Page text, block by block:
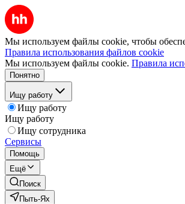
Мы используем файлы cookie, чтобы
Правила использования файлов cookie
Мы используем файлы cookie. Правила
Понятно
Ищу работу
Ищу работу
Ищу работу
Ищу сотрудника
Сервисы
Помощь
Ещё
Поиск
Пыть-Ях